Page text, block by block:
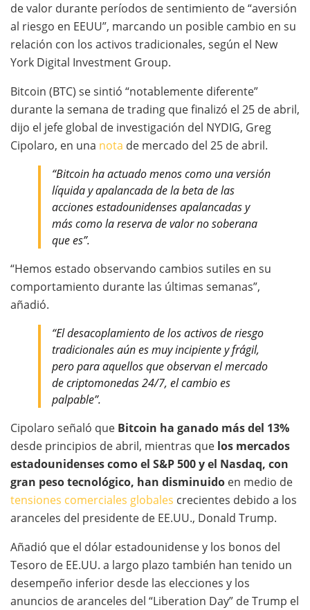
de valor durante períodos de sentimiento de “aversión
al riesgo en EEUU”, marcando un posible cambio en su
relación con los activos tradicionales, según el New
York Digital Investment Group.
Bitcoin (BTC) se sintió “notablemente diferente”
durante la semana de trading que finalizó el 25 de abril,
dijo el jefe global de investigación del NYDIG, Greg
Cipolaro, en una nota de mercado del 25 de abril.
“Bitcoin ha actuado menos como una versión
líquida y apalancada de la beta de las
acciones estadounidenses apalancadas y
más como la reserva de valor no soberana
que es”.
“Hemos estado observando cambios sutiles en su
comportamiento durante las últimas semanas”,
añadió.
“El desacoplamiento de los activos de riesgo
tradicionales aún es muy incipiente y frágil,
pero para aquellos que observan el mercado
de criptomonedas 24/7, el cambio es
palpable”.
Cipolaro señaló que Bitcoin ha ganado más del 13%
desde principios de abril, mientras que los mercados
estadounidenses como el S&P 500 y el Nasdaq, con
gran peso tecnológico, han disminuido en medio de
tensiones comerciales globales crecientes debido a los
aranceles del presidente de EE.UU., Donald Trump.
Añadió que el dólar estadounidense y los bonos del
Tesoro de EE.UU. a largo plazo también han tenido un
desempeño inferior desde las elecciones y los
anuncios de aranceles del “Liberation Day” de Trump el